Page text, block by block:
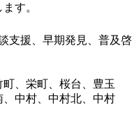
す。
支援、早期発見、普及啓
、栄町、桜台、豊玉
、中村、中村北、中村